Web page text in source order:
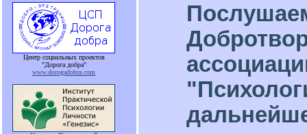
Центр социальных проектов
"Дорога добра"
www.dorogadobra.com